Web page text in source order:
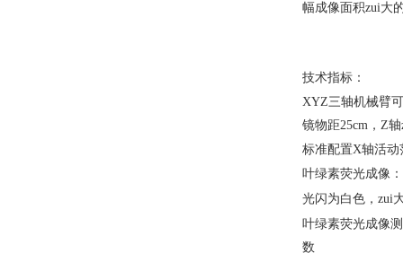
幅成像面积zui大
技术指标：
XYZ三轴机械臂
镜物距25cm，Z
标准配置X轴活动
叶绿素荧光成像
光闪为白色，zui
叶绿素荧光成像
数